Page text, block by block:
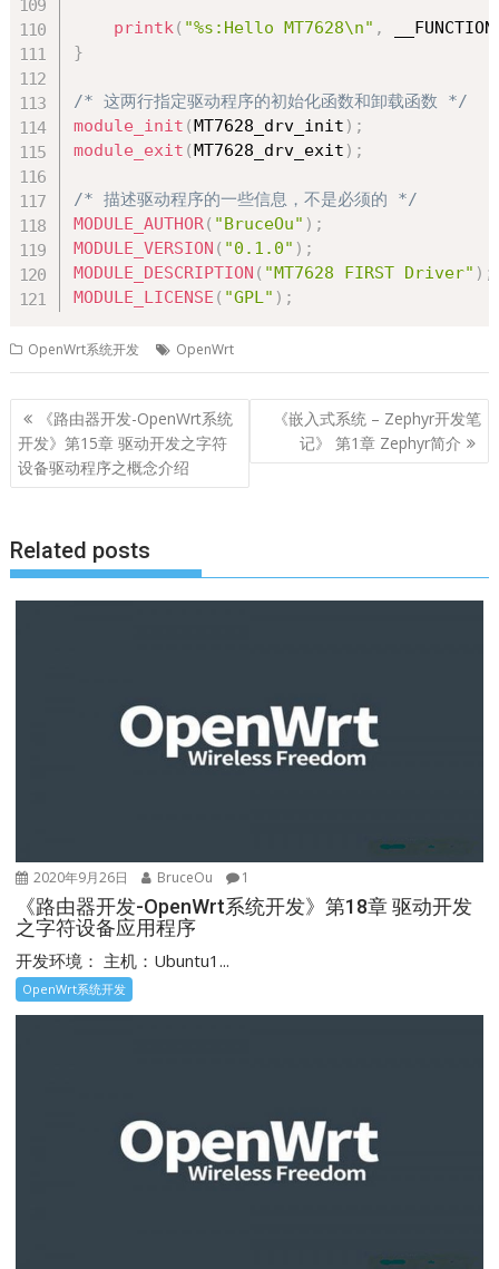
printk( "%s:Hello MT7628\n" ,
}
/* 这两行指定驱动程序的初始化函数和卸载函数 */
module_init (MT7628_drv_init ) ;
module_exit (MT7628_drv_exit ) ;
/* 描述驱动程序的一些信息，不是必须的 */
MODULE_AUTHOR( "BruceOu" ) ;
MODULE_VERSION ( "0.1.0" ) ;
MODULE_DESCRIPTION ( "MT7628 FIRST Driver" ) ;
MODULE_LICENSE ( "GPL" ) ;
OpenWrt系统开发 OpenWrt
文
章
导
航
《路由器开发-OpenWrt系统
开发》第15章 驱动开发之字符
设备驱动程序之概念介绍
《嵌入式系统 – Zephyr开发笔
记》 第1章 Zephyr简介
Related posts
2020年9月26日 BruceOu 1
《路由器开发-OpenWrt系统开发》第18章 驱动开发
之字符设备应用程序
开发环境： 主机：Ubuntu1...
OpenWrt系统开发